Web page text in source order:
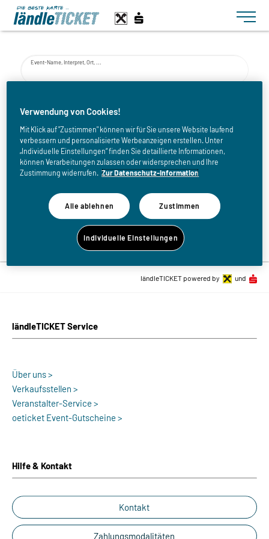
Toggle
Event-Name, Interpret, Ort, ...
bis
Zurück zur Eventliste
ländleTICKET Service
Über uns >
Verkaufsstellen >
Veranstalter-Service >
oeticket Event-Gutscheine >
Hilfe & Kontakt
Kontakt
Zahlungsmodalitäten
ländleTICKET powered by und
Verwendung von Cookies!
Mit Klick auf "Zustimmen" können wir für Sie unsere Website laufend
verbessern und personalisierte Werbeanzeigen erstellen. Unter
„Individuelle Einstellungen“ finden Sie detaillierte Informationen,
können Verarbeitungen zulassen oder widersprechen und Ihre
Zustimmung widerrufen. Zur Datenschutz-Information
Alle ablehnen Zustimmen
Individuelle Einstellungen